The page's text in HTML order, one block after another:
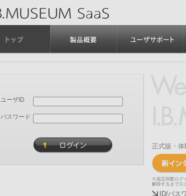
ユーザID
パスワード
正式版・体
※規定回数ログ
解除するまでロ
ID/パス